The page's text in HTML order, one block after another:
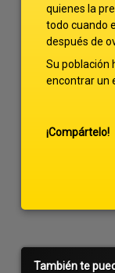
quienes la
todo cuando
después de
Su población
encontrar un
¡Compártelo!
Barra
También te